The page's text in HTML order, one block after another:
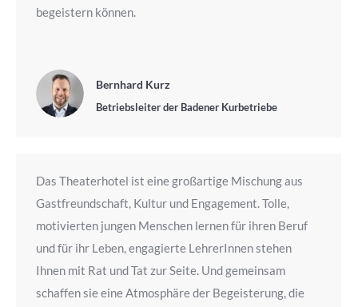
begeistern können.
Bernhard Kurz
Betriebsleiter der Badener Kurbetriebe
Das Theaterhotel ist eine großartige Mischung aus
Gastfreundschaft, Kultur und Engagement. Tolle,
motivierten jungen Menschen lernen für ihren Beruf
und für ihr Leben, engagierte LehrerInnen stehen
Ihnen mit Rat und Tat zur Seite. Und gemeinsam
schaffen sie eine Atmosphäre der Begeisterung, die